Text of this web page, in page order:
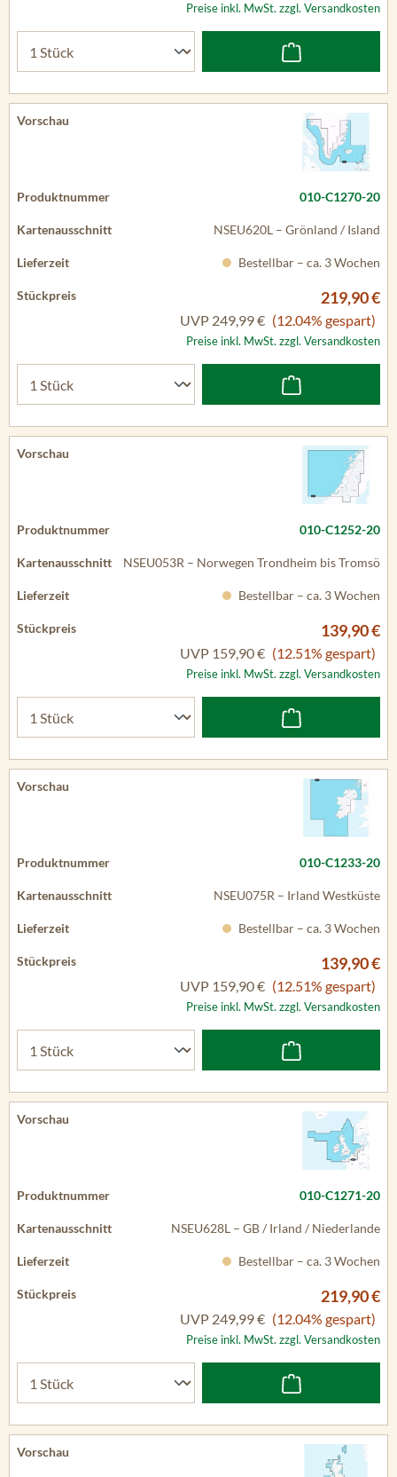
Preise inkl. MwSt. zzgl. Versandkosten
010-C1270-20
NSEU620L – Grönland / Island
Bestellbar – ca. 3 Wochen
219,90 €
UVP 249,99 € (12.04% gespart)
Preise inkl. MwSt. zzgl. Versandkosten
010-C1252-20
NSEU053R – Norwegen Trondheim bis Tromsö
Bestellbar – ca. 3 Wochen
139,90 €
UVP 159,90 € (12.51% gespart)
Preise inkl. MwSt. zzgl. Versandkosten
010-C1233-20
NSEU075R – Irland Westküste
Bestellbar – ca. 3 Wochen
139,90 €
UVP 159,90 € (12.51% gespart)
Preise inkl. MwSt. zzgl. Versandkosten
010-C1271-20
NSEU628L – GB / Irland / Niederlande
Bestellbar – ca. 3 Wochen
219,90 €
UVP 249,99 € (12.04% gespart)
Preise inkl. MwSt. zzgl. Versandkosten